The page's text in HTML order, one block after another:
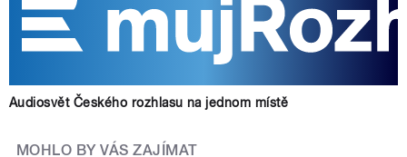
Audiosvět Českého rozhlasu na jednom místě
MOHLO BY VÁS ZAJÍMAT